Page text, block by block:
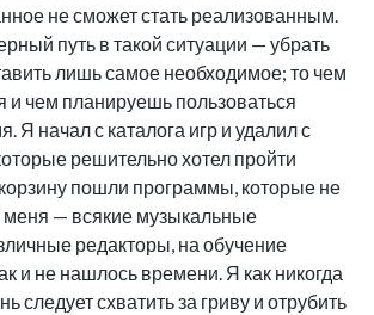
не сможет стать реализованным.
путь в такой ситуации — убрать
лишь самое необходимое; то чем
и чем планируешь пользоваться
Я начал с каталога игр и удалил с
решительно хотел пройти
пошли программы, которые не
меня — всякие музыкальные
редакторы, на обучение
и не нашлось времени. Я как никогда
следует схватить за гриву и отрубить